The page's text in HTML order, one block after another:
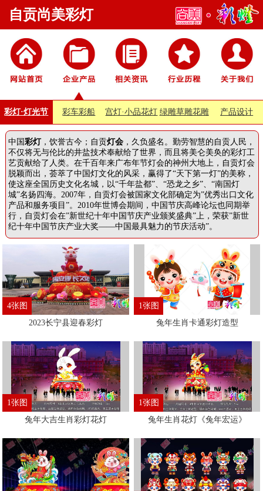
自贡尚美彩灯
彩灯·灯光节 彩车彩船 宫灯·小品花灯 绿雕草雕花雕 产品设计
中国彩灯，饮誉古今；自贡灯会 ，久负盛名。勤劳智慧的自贡人民，
不仅将无与伦比的井盐技术奉献给了世界，而且将美仑美奂的彩灯工
艺贡献给了人类。在千百年来广布年节灯会的神州大地上，自贡灯会
脱颖而出，荟萃了中国灯文化的风采，赢得了“天下第一灯”的美称，
使这座全国历史文化名城，以“千年盐都”、“恐龙之乡”、“南国灯
城”名扬四海。2007年，自贡灯会被国家文化部确定为”优秀出口文化
产品和服务项目”。2010年世博会期间，中国节庆高峰论坛也同期举
行，自贡灯会在”新世纪十年中国节庆产业颁奖盛典”上，荣获”新世
纪十年中国节庆产业大奖——中国最具魅力的节庆活动”。
2023长宁县迎春彩灯
4张图
兔年生肖卡通彩灯造型
1张图
兔年大吉生肖彩灯花灯
1张图
兔年生肖花灯《兔年宏运》
1张图